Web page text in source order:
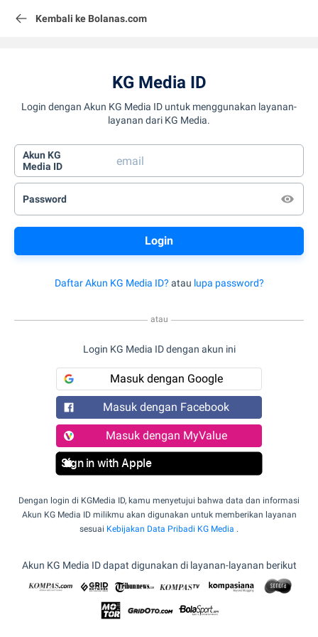
Kembali ke Bolanas.com
KG Media ID
Login dengan Akun KG Media ID untuk menggunakan layanan-
layanan dari KG Media.
Akun KG
Media ID
Password
Daftar Akun KG Media ID? atau lupa password?
atau
Login KG Media ID dengan akun ini
Masuk dengan Google
Masuk dengan Facebook
Masuk dengan MyValue
Sign in with Apple
Dengan login di KGMedia ID, kamu menyetujui bahwa data dan informasi
Akun KG Media ID milikmu akan digunakan untuk memberikan layanan
sesuai Kebijakan Data Pribadi KG Media .
Akun KG Media ID dapat digunakan di layanan-layanan berikut